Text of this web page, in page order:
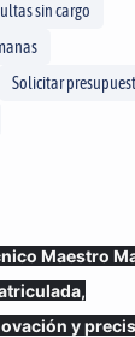
sin cargo
Solicitar
Maestro
y